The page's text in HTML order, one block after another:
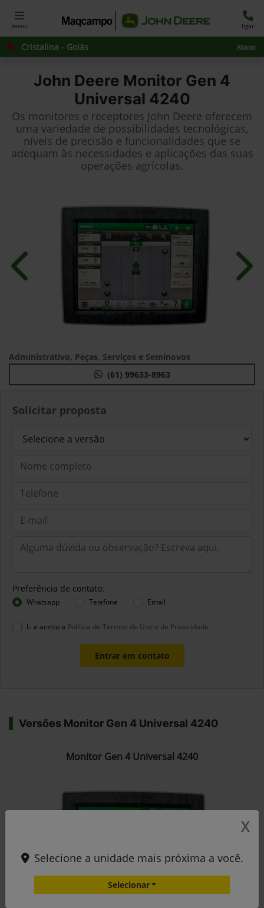
menu ligar
Cristalina - Goiás Alterar
John Deere Monitor Gen 4
Universal 4240
Os monitores e receptores John Deere oferecem
uma variedade de possibilidades tecnológicas,
níveis de precisão e funcionalidades que se
adequam às necessidades e aplicações das suas
operações agrícolas.
Solicitar proposta
Preferência de contato:
Whatsapp Telefone Email
Li e aceito a Política de Termos de Uso e de Privacidade.
Entrar em contato
Anterior
Administrativo, Peças, Serviços e Seminovos
(61) 99633-8963
Versões Monitor Gen 4 Universal 4240
Monitor Gen 4 Universal 4240
X
Selecione a unidade mais próxima a você.
Selecionar